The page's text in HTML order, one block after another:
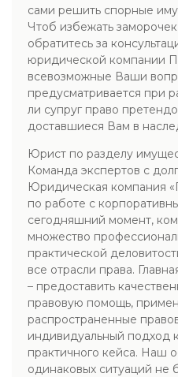
сами решить спорные
Чтоб избежать
обратитесь за
юридической компании
всевозможные Ваши
предусматривается при
ли супруг право
доставшиеся Вам в
Юрист по разделу
Команда экспертов с
Юридическая компания
по работе с
сегодняшний момент,
множество
практической
все отрасли права.
– предоставить
правовую помощь,
распространенные
индивидуальный подход
практичного кейса. Наш
одинаковых ситуаций не